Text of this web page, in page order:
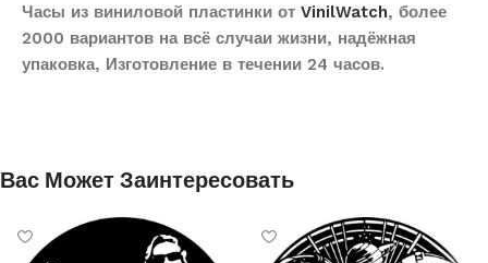
Часы из виниловой пластинки от VinilWatch, более
2000 вариантов на всё случаи жизни, надёжная
упаковка, Изготовление в течении 24 часов.
Вас Может Заинтересовать